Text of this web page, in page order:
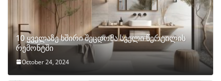
10 ყველაზე ხშირი შეცდომა სველი წერტილის
რემონტში
October 24, 2024